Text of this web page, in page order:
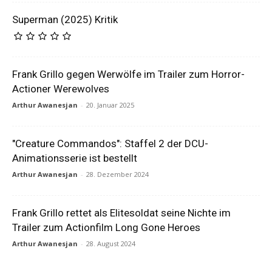
Superman (2025) Kritik
Frank Grillo gegen Werwölfe im Trailer zum Horror-
Actioner Werewolves
Arthur Awanesjan - 20. Januar 2025
"Creature Commandos": Staffel 2 der DCU-
Animationsserie ist bestellt
Arthur Awanesjan - 28. Dezember 2024
Frank Grillo rettet als Elitesoldat seine Nichte im
Trailer zum Actionfilm Long Gone Heroes
Arthur Awanesjan - 28. August 2024